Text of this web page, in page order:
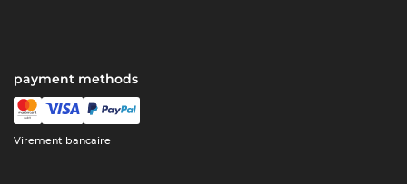
payment methods
Virement bancaire